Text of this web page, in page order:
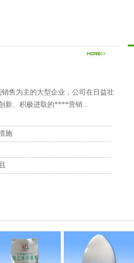
售为主的大型企业，公司在日益壮
新、积极进取的****营销...
施